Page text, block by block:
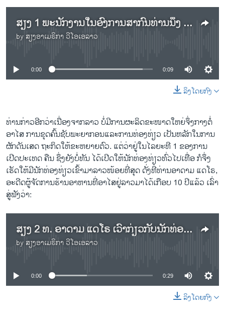
​ສຽງ 1 ພະ​ນັກ​ງານ​ໃນ​ອົງ​ການ​ສາ​ກົນ​ທ່ານ​ນຶ່ງ ເວົ້າ​ກ່ຽວ​ກັບ​ຜົນ​ກະ​ທົບ​ຂອງ​ໂຄວິດ-19
by ສຽງອາເມຣິກາ ວີໂອເອລາວ
No media source currently available
0:00 0:09
ລິງໂດຍກົງ
ທ່ານກ່າວອີກວ່າເນື່ອງຈາກລາວ ບໍ່ມີການຜະລິດຂະໜາດໃຫຍ່ຈຶ່ງກາງຕໍ່
ອາໄສ ການຂຸດຄົ້ນຊັບພະຍາກອນແລະການທ່ອງທ່ຽວ ເປັນຫລັກໃນການ
ຜັກດັນເສດ ຖະກິດໃຫ້ຂະຫຍາຍຕົວ. ແຕ່ວ່າຢູ່ໃນ​ໄລຍະທີ 1 ຂອງການ
ເປີດປະເທດ ຄືນ ຊຶ່ງຍັງ​ບໍ່​ທັນ ໄດ້​ເປີດ​ໃຫ້​ນັກ​ທ່ອງ​ທ່ຽວ​ທົ່ວ​ໄປ​ເທື່ອ ກໍຈຶ່ງ​
ເຮັດ​ໃຫ້​ມີນັກ​ທ່ອງທ່ຽວ​ເຂົ້າ​ມາລາວໜ້ອຍ​ທີ່​ສຸດ ດັ່ງທີ່ທ່ານອາດາມ ແດໂຣ,
ອະ​ດີດ​ຜູ້​ຈັດ​ການ​ຮ້ານ​ອາ​ຫານ​ທີ່​ອາ​ໄສ​ຢູ່​ລາວມາ​ໄດ້​ເກືອບ 10 ປີ​ແລ້ວ ເລົ່າ
ສູ່ຟັງວ່າ:
ສຽງ 2 ທ. ອາ​ດາມ ແດ​ໂຣ ເວົ້າ​ກ່ຽວ​ກັບ​ນັກ​ທ່ອງ​ທ່ຽວ​ຕ່າງ​ປະ​ເທດ
by ສຽງອາເມຣິກາ ວີໂອເອລາວ
No media source currently available
0:00 0:29
ລິງໂດຍກົງ